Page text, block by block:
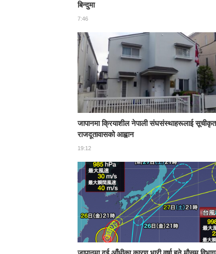
बिन्दुमा
7:46
जापानमा क्रियाशील नेपाली संघसंस्थाहरूलाई
राजदूतावासको आह्वान
19:12